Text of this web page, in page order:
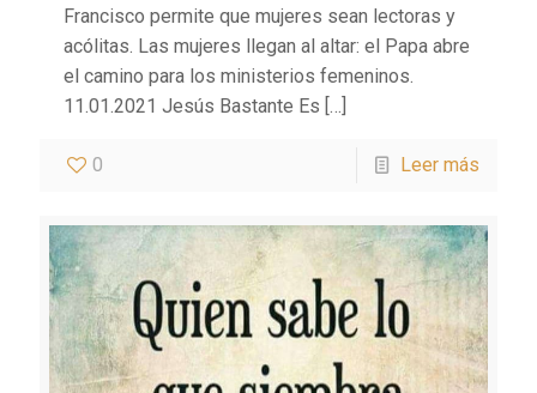
Francisco permite que mujeres sean lectoras y
acólitas. Las mujeres llegan al altar: el Papa abre
el camino para los ministerios femeninos.
11.01.2021 Jesús Bastante Es […]
0 Leer más